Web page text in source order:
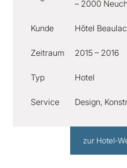
– 2000
Kunde
Hôtel Beaulac
Zeitraum
2015 – 2016
Typ
Hotel
Service
Design,
zur Hotel-